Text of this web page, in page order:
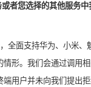
或者您选择的其他服务
全面支持华为、小米、
形。我们会通过调用
用户并未向我们提出